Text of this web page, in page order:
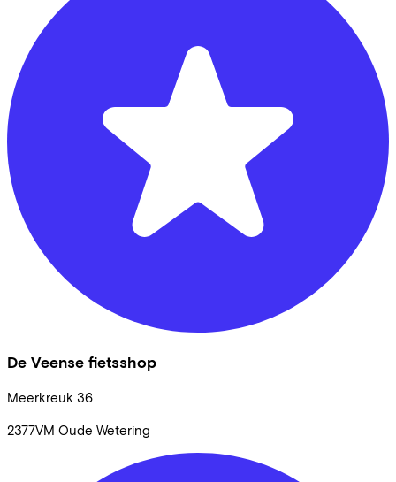
De Veense fietsshop
Meerkreuk 36
2377VM Oude Wetering